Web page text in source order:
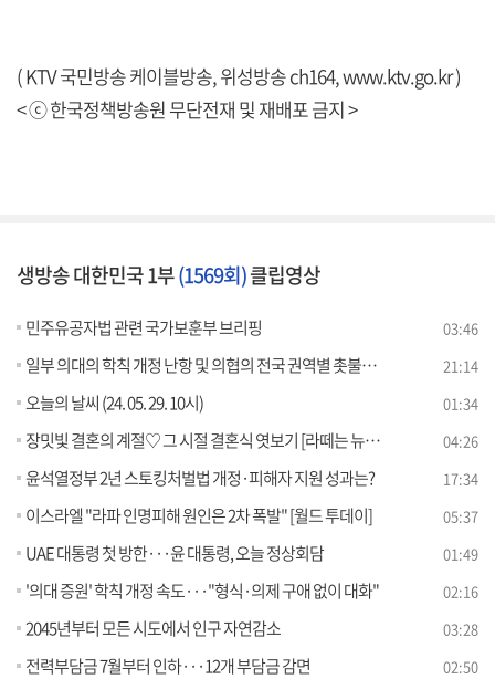
( KTV 국민방송 케이블방송, 위성방송 ch164,www.ktv.go.kr)
< ⓒ 한국정책방송원 무단전재 및 재배포 금지 >
생방송 대한민국 1부(1569회)클립영상
민주유공자법 관련 국가보훈부 브리핑 03:46
일부 의대의 학칙 개정 난항 및 의협의 전국 권역별 촛불집회 예고 21:14
오늘의 날씨 (24. 05. 29. 10시) 01:34
장밋빛 결혼의 계절♡ 그 시절 결혼식 엿보기 [라떼는 뉴우스] 04:26
윤석열정부 2년 스토킹처벌법 개정·피해자 지원 성과는? 17:34
이스라엘 "라파 인명피해 원인은 2차 폭발" [월드 투데이] 05:37
UAE 대통령 첫 방한···윤 대통령, 오늘 정상회담 01:49
'의대 증원' 학칙 개정 속도···"형식·의제 구애 없이 대화" 02:16
2045년부터 모든 시도에서 인구 자연감소 03:28
전력부담금 7월부터 인하···12개 부담금 감면 02:50